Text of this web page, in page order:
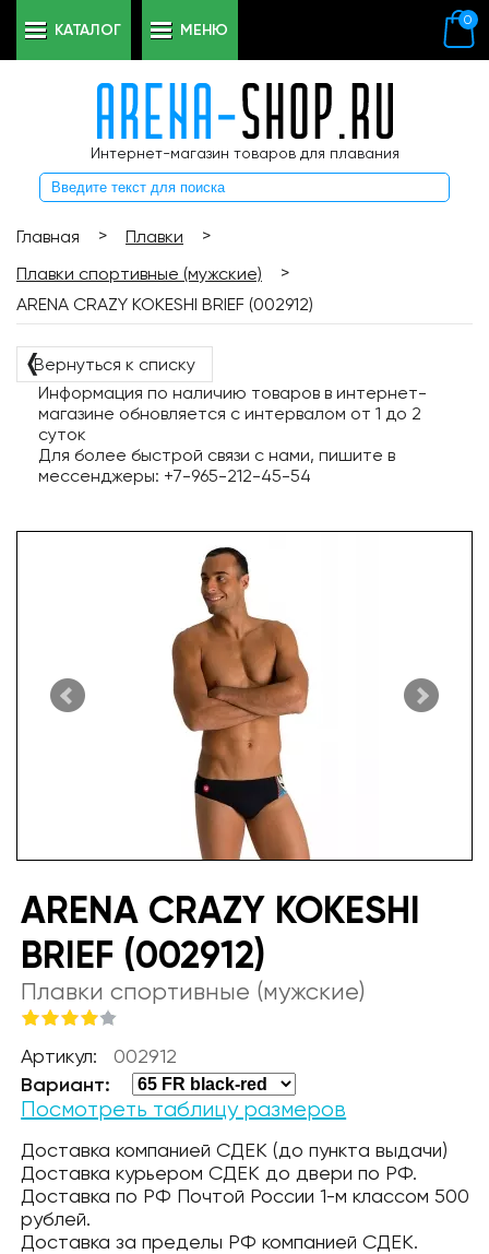
Интернет-магазин товаров для плавания
0
КАТАЛОГ МЕНЮ
Главная > Плавки
>
Плавки спортивные (мужские)
>
ARENA CRAZY KOKESHI BRIEF (002912)
❬Вернуться к списку
Информация по наличию товаров в интернет-
магазине обновляется с интервалом от 1 до 2
суток
Для более быстрой связи с нами, пишите в
мессенджеры: +7-965-212-45-54
ARENA CRAZY KOKESHI
BRIEF (002912)
Плавки спортивные (мужские)
Артикул: 002912
Вариант:
Посмотреть таблицу размеров
Доставка компанией СДЕК (до пункта выдачи)
Доставка курьером СДЕК до двери по РФ.
Доставка по РФ Почтой России 1-м классом 500
рублей.
Доставка за пределы РФ компанией СДЕК.